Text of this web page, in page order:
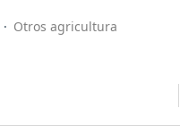
Otros agricultura